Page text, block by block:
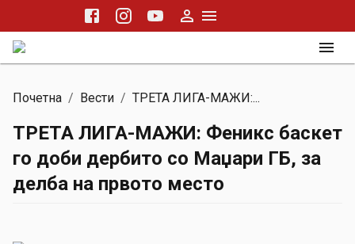
Почетна / Вести / ТРЕТА ЛИГА-МАЖИ:...
ТРЕТА ЛИГА-МАЖИ: Феникс баскет
го доби дербито со Маџари ГБ, за
делба на првото место